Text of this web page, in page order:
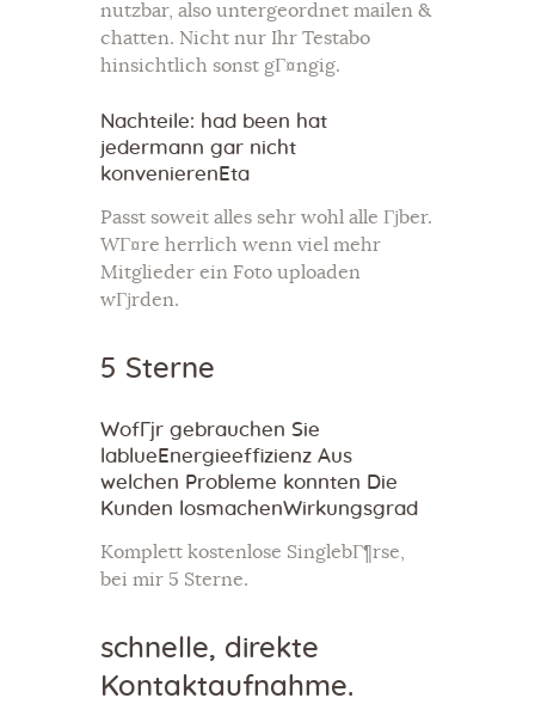
nutzbar, also untergeordnet mailen &
chatten. Nicht nur Ihr Testabo
hinsichtlich sonst gГ¤ngig.
Nachteile: had been hat
jedermann gar nicht
konvenierenEta
Passt soweit alles sehr wohl alle Гјber.
WГ¤re herrlich wenn viel mehr
Mitglieder ein Foto uploaden
wГјrden.
5 Sterne
WofГјr gebrauchen Sie
lablueEnergieeffizienz Aus
welchen Probleme konnten Die
Kunden losmachenWirkungsgrad
Komplett kostenlose SinglebГ¶rse,
bei mir 5 Sterne.
schnelle, direkte
Kontaktaufnahme.